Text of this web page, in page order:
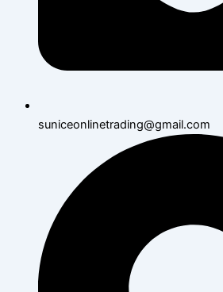
suniceonlinetrading@gmail.com